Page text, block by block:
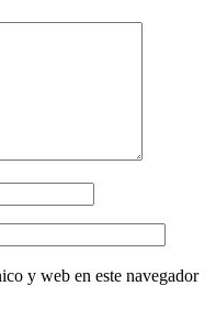
y web en este navegador